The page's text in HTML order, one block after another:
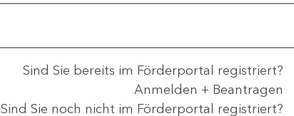
Sind Sie bereits im Förderportal registriert?
Anmelden + Beantragen
Sind Sie noch nicht im Förderportal registriert?